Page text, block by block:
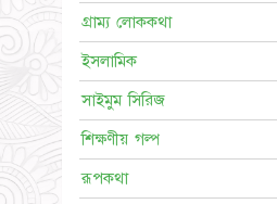
গ্রাম্য লোককথা
ইসলামিক
সাইমুম সিরিজ
শিক্ষণীয় গল্প
রূপকথা